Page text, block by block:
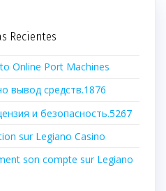
Recientes
Online Port Machines
вывод средств.1876
и безопасность.5267
sur Legiano Casino
son compte sur Legiano